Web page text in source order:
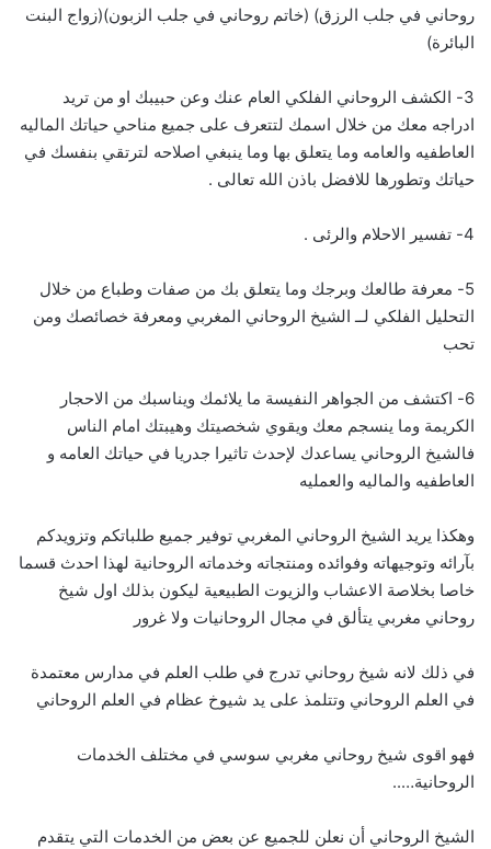
روحاني في جلب الرزق) (خاتم روحاني في جلب الزبون)(زواج البنت
البائرة)
3- الكشف الروحاني الفلكي العام عنك وعن حبيبك او من تريد
ادراجه معك من خلال اسمك لتتعرف على جميع مناحي حياتك الماليه
العاطفيه والعامه وما يتعلق بها وما ينبغي اصلاحه لترتقي بنفسك في
حياتك وتطورها للافضل باذن الله تعالى .
4- تفسير الاحلام والرئى .
5- معرفة طالعك وبرجك وما يتعلق بك من صفات وطباع من خلال
التحليل الفلكي لــ الشيخ الروحاني المغربي ومعرفة خصائصك ومن
تحب
6- اكتشف من الجواهر النفيسة ما يلائمك ويناسبك من الاحجار
الكريمة وما ينسجم معك ويقوي شخصيتك وهيبتك امام الناس
فالشيخ الروحاني يساعدك لإحدث تاثيرا جدريا في حياتك العامه و
العاطفيه والماليه والعمليه
وهكذا يريد الشيخ الروحاني المغربي توفير جميع طلباتكم وتزويدكم
بآرائه وتوجيهاته وفوائده ومنتجاته وخدماته الروحانية لهذا احدث قسما
خاصا بخلاصة الاعشاب والزيوت الطبيعية ليكون بذلك اول شيخ
روحاني مغربي يتألق في مجال الروحانيات ولا غرور
في ذلك لانه شيخ روحاني تدرج في طلب العلم في مدارس معتمدة
في العلم الروحاني وتتلمذ على يد شيوخ عظام في العلم الروحاني
فهو اقوى شيخ روحاني مغربي سوسي في مختلف الخدمات
الروحانية…..
الشيخ الروحاني أن نعلن للجميع عن بعض من الخدمات التي يتقدم